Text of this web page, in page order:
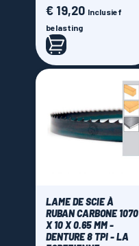
Prijs
€ 19,20 Inclusief
belasting
LAME DE SCIE À
RUBAN CARBONE 1070
X 10 X 0.65 MM -
DENTURE 8 TPI - LA